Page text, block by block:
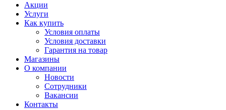
Акции
Услуги
Как купить
Условия оплаты
Условия доставки
Гарантия на товар
Магазины
О компании
Новости
Сотрудники
Вакансии
Контакты